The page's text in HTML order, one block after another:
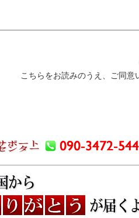
こちらをお読みのうえ、ご同